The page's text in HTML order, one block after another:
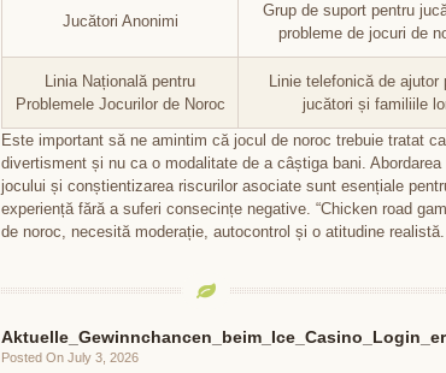
Jucători Anonimi
Grup de suport pentru
probleme de jocuri de
Linia Națională pentru
Problemele Jocurilor de Noroc
Linie telefonică de ajutor
jucători și familiile
Este important să ne amintim că jocul de noroc trebuie tratat
divertisment și nu ca o modalitate de a câștiga bani. Abordarea
jocului și conștientizarea riscurilor asociate sunt esențiale
experiență fără a suferi consecințe negative. “Chicken road
de noroc, necesită moderație, autocontrol și o atitudine realistă.
Posted On July 3, 2026